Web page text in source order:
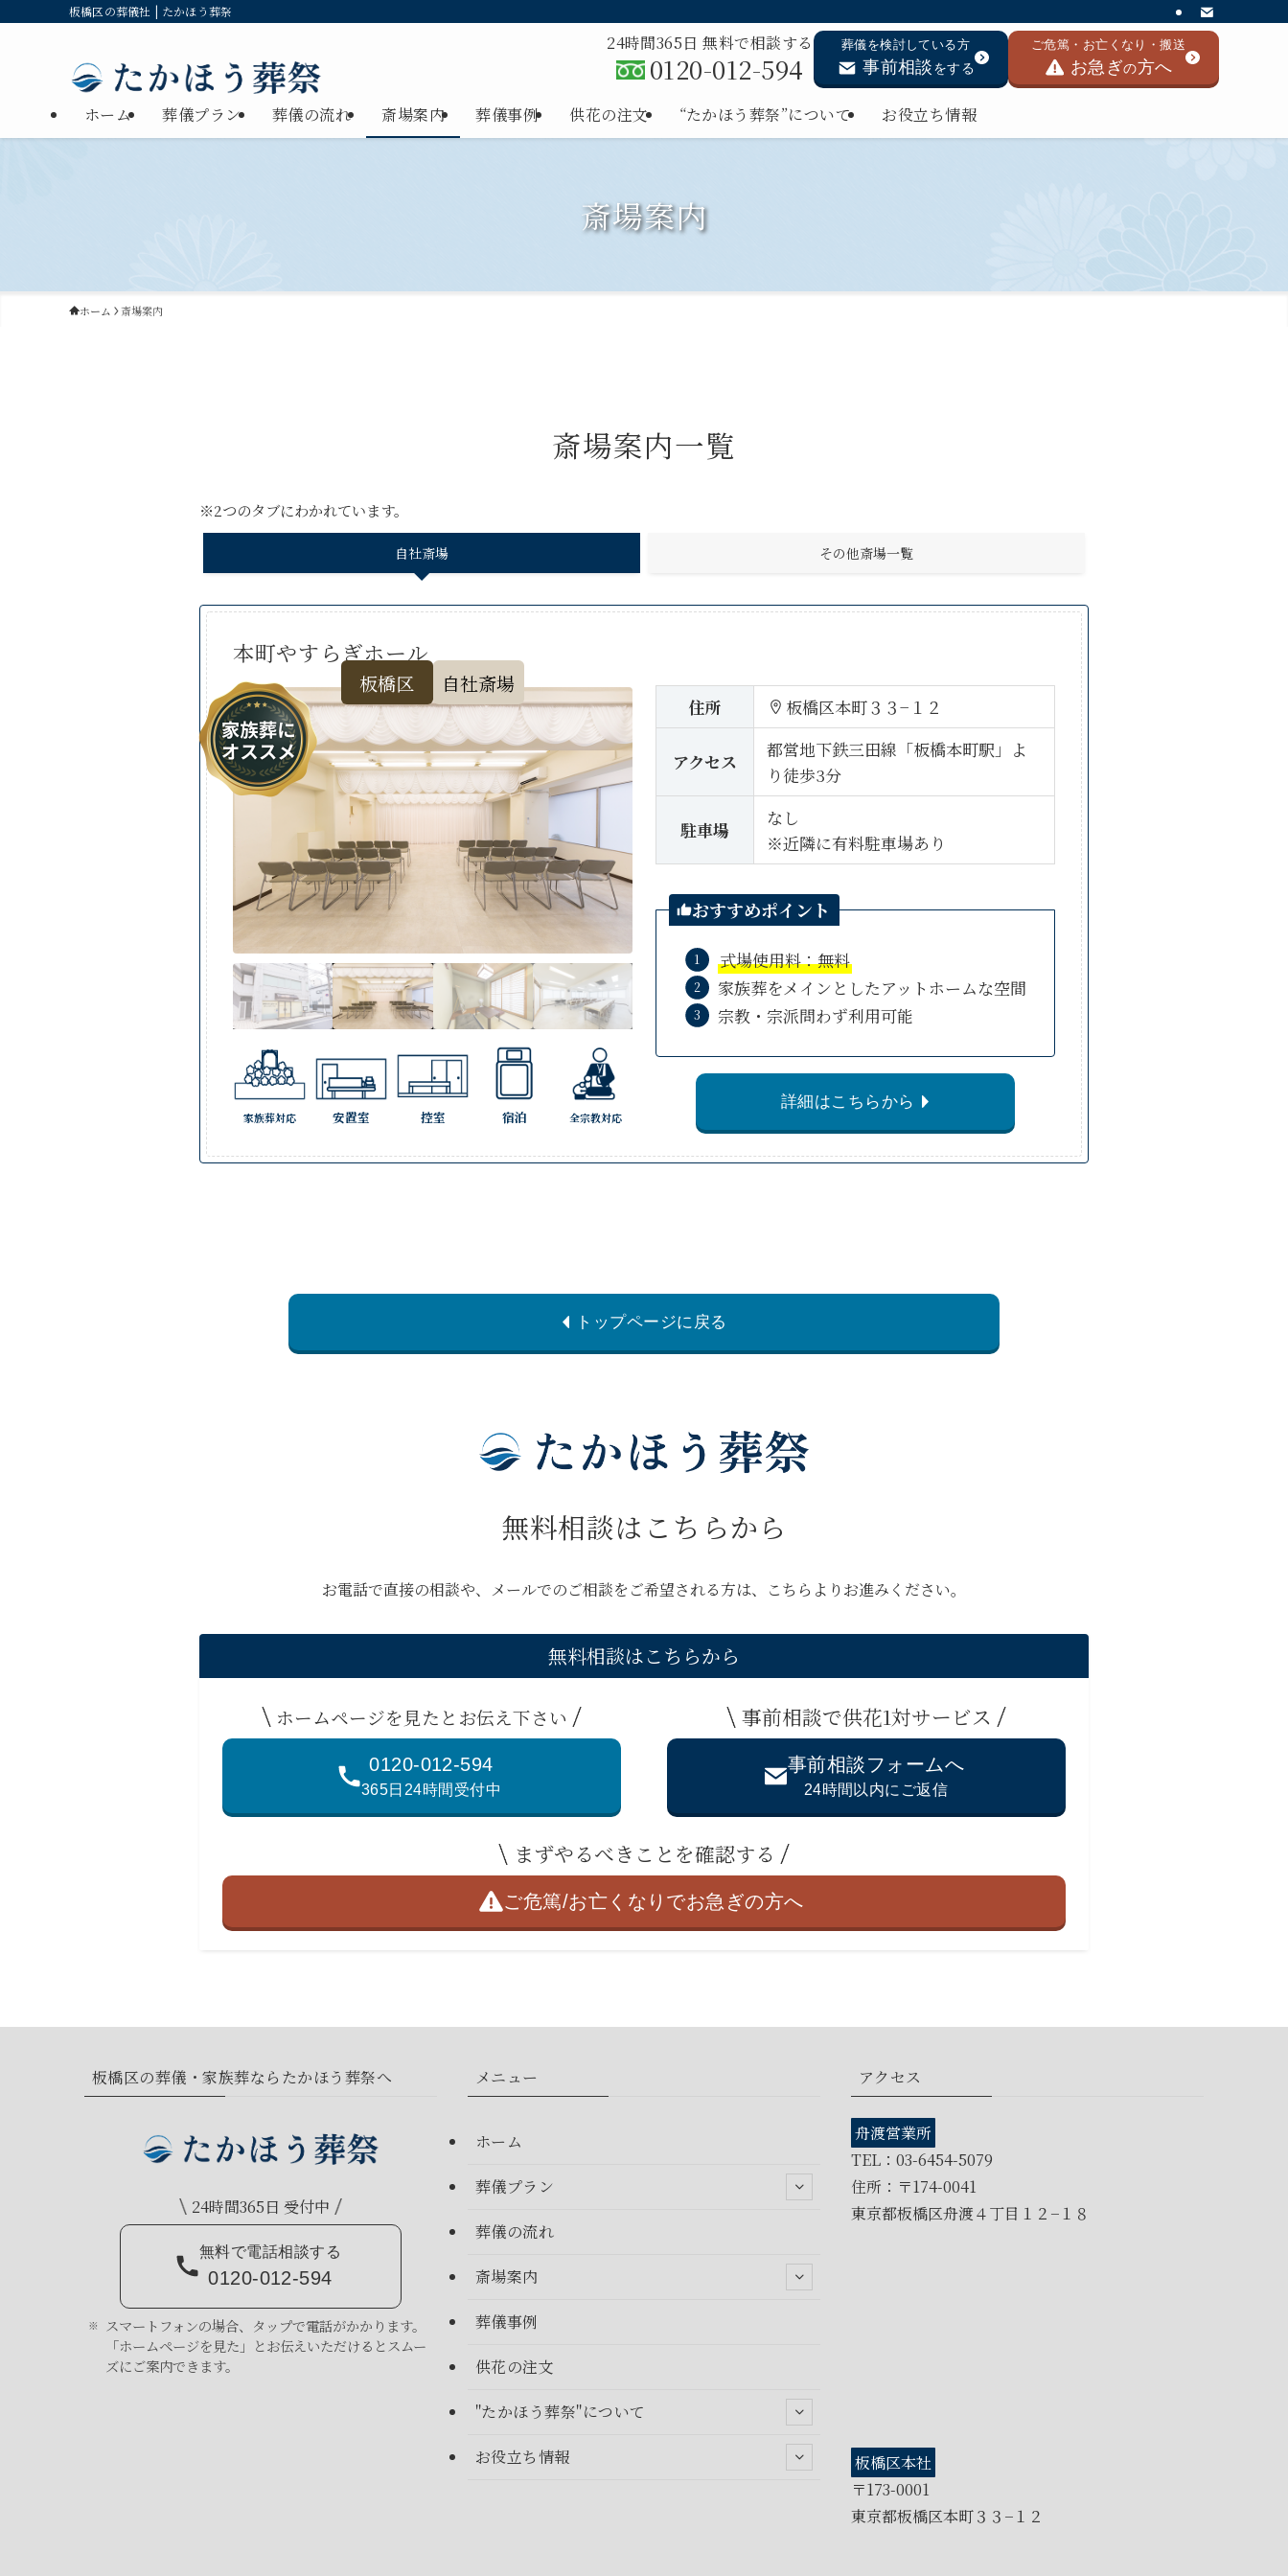
板橋区の葬儀社 | たかほう葬祭
ホーム 葬儀プラン 葬儀の流れ 斎場案内 葬儀事例 供花の注文 “たかほう葬祭”について お役立ち情報
24時間365日 無料で相談する
0120-012-594
葬儀を検討している方
事前相談をする
ご危篤・お亡くなり・搬送
お急ぎの方へ
斎場案内
ホーム 斎場案内
斎場案内一覧
※2つのタブにわかれています。
自社斎場 その他斎場一覧
本町やすらぎホール
板橋区 自社斎場
家族葬対応 安置室 控室 宿泊 全宗教対応
住所 板橋区本町３３−１２
アクセス
都営地下鉄三田線「板橋本町駅」よ
り徒歩3分
駐車場
なし
※近隣に有料駐車場あり
おすすめポイント
式場使用料：無料
家族葬をメインとしたアットホームな空間
宗教・宗派問わず利用可能
詳細はこちらから
トップページに戻る
無料相談はこちらから
お電話で直接の相談や、メールでのご相談をご希望される方は、こちらよりお進みください。
無料相談はこちらから
ホームページを見たとお伝え下さい
0120-012-594
365日24時間受付中
事前相談で供花1対サービス
事前相談フォームへ
24時間以内にご返信
まずやるべきことを確認する
ご危篤/お亡くなりでお急ぎの方へ
板橋区の葬儀・家族葬ならたかほう葬祭へ
24時間365日 受付中
無料で電話相談する
0120-012-594
スマートフォンの場合、タップで電話がかかります。
「ホームページを見た」とお伝えいただけるとスムー
ズにご案内できます。
メニュー
ホーム
葬儀プラン
葬儀の流れ
斎場案内
葬儀事例
供花の注文
"たかほう葬祭"について
お役立ち情報
アクセス
舟渡営業所
TEL：03-6454-5079
住所：〒174-0041
東京都板橋区舟渡４丁目１２−１８
板橋区本社
〒173-0001
東京都板橋区本町３３−１２